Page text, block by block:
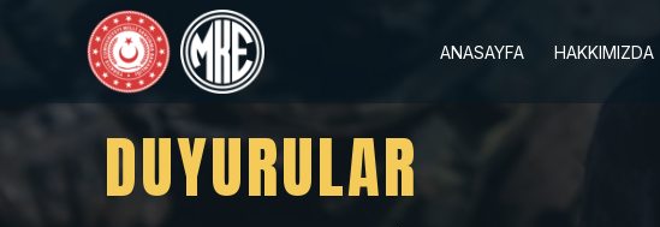
ANASAYFA HAKKIMIZDA
DUYURULAR